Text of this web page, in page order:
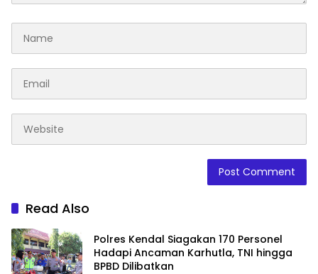
Read Also
Polres Kendal Siagakan 170 Personel
Hadapi Ancaman Karhutla, TNI hingga
BPBD Dilibatkan